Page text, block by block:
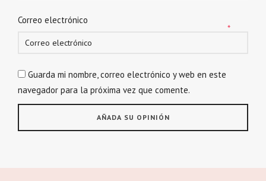
Correo electrónico
*
Guarda mi nombre, correo electrónico y web en este
navegador para la próxima vez que comente.